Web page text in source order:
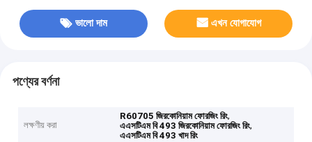
ভালো দাম এখন যোগাযোগ
পণ্যের বর্ণনা
লক্ষণীয় করা
R60705 জিরকোনিয়াম ফোরজিং রিং,
এএসটিএম বি 493 জিরকোনিয়াম ফোরজিং রিং,
এএসটিএম বি 493 খাদ রিং